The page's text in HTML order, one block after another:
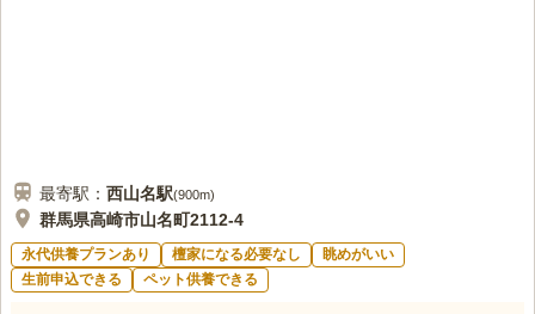
最寄駅： 西山名駅(900m)
群馬県高崎市山名町2112-4
永代供養プランあり 檀家になる必要なし
眺めがいい
生前申込できる
ペット供養できる